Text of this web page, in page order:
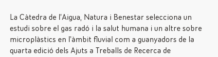
La Càtedra de l’Aigua, Natura i Benestar selecciona un
estudi sobre el gas radó i la salut humana i un altre sobre
microplàstics en l’àmbit fluvial com a guanyadors de la
quarta edició dels Ajuts a Treballs de Recerca de